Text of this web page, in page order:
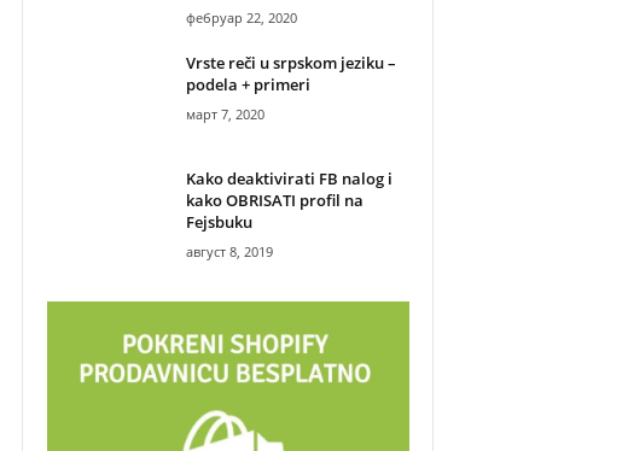
фебруар 22, 2020
Vrste reči u srpskom jeziku –
podela + primeri
март 7, 2020
Kako deaktivirati FB nalog i
kako OBRISATI profil na
Fejsbuku
август 8, 2019